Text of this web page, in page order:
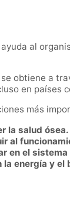
al
obtiene a
en países
más
la salud ósea.
al
en el
la energía y el